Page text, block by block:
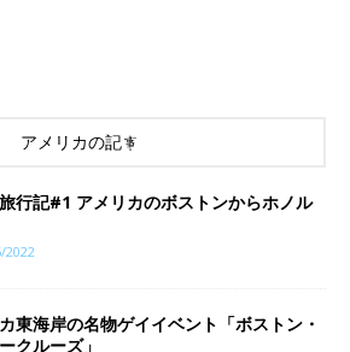
アメリカの記事
行記#1 アメリカのボストンからホノル
2022
東海岸の名物ゲイイベント「ボストン・
クルーズ」